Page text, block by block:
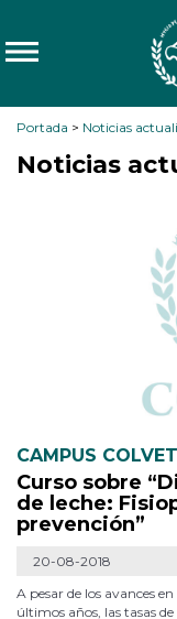
Portada > Noticias
Noticias
CAMPUS COLVET
Curso sobre
de leche:
prevención”
20-08-2018
A pesar de los avances
últimos años, las tasas